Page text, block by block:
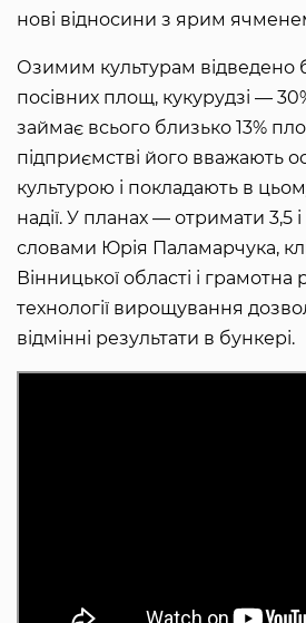
нові відносини з ярим
Озимим культурам відведено
посівних площ, кукурудзі —
займає всього близько 13%
підприємстві його вважають
культурою і покладають в
надії. У планах — отримати 3,5
словами Юрія Паламарчука,
Вінницької області і грамотна
технології вирощування
відмінні результати в бункері.